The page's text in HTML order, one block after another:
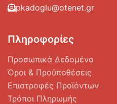
pkadoglu@otenet.gr
Πληροφορίες
Προσωπικά Δεδομένα
Όροι & Προϋποθέσεις
Επιστροφές Προϊόντων
Τρόποι Πληρωμής